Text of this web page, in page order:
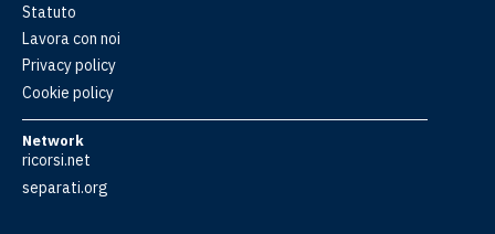
Statuto
Lavora con noi
Privacy policy
Cookie policy
Network
ricorsi.net
separati.org